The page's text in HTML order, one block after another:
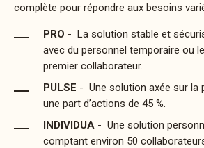
complète pour répondre aux besoins
PRO - La solution stable et
avec du personnel temporaire ou
premier collaborateur.
PULSE - Une solution axée sur la
une part d’actions de 45 %.
INDIVIDUA - Une solution
comptant environ 50